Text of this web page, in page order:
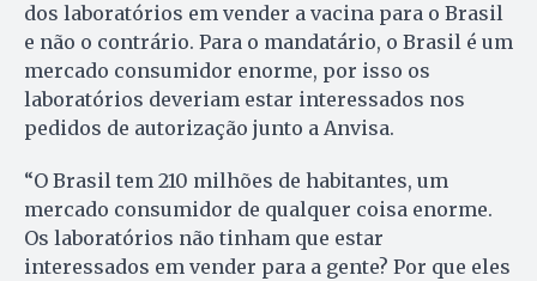
dos laboratórios em vender a vacina para o Brasil
e não o contrário. Para o mandatário, o Brasil é um
mercado consumidor enorme, por isso os
laboratórios deveriam estar interessados nos
pedidos de autorização junto a Anvisa.
“O Brasil tem 210 milhões de habitantes, um
mercado consumidor de qualquer coisa enorme.
Os laboratórios não tinham que estar
interessados em vender para a gente? Por que eles